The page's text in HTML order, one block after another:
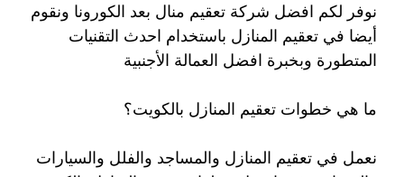
نوفر لكم افضل شركة تعقيم منال بعد الكورونا ونقوم
أيضا في تعقيم المنازل باستخدام احدث التقنيات
المتطورة وبخبرة افضل العمالة الأجنبية
ما هي خطوات تعقيم المنازل بالكويت؟
نعمل في تعقيم المنازل والمساجد والفلل والسيارات